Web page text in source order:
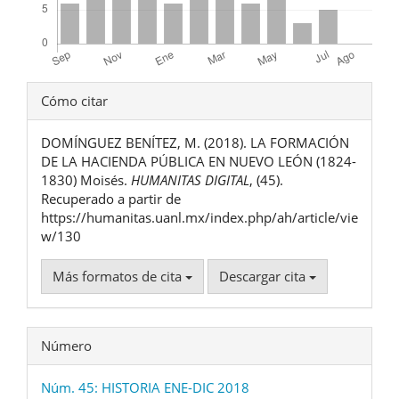
Detalles
del
artículo
Cómo citar
DOMÍNGUEZ BENÍTEZ, M. (2018). LA FORMACIÓN
DE LA HACIENDA PÚBLICA EN NUEVO LEÓN (1824-
1830) Moisés. HUMANITAS DIGITAL, (45).
Recuperado a partir de
https://humanitas.uanl.mx/index.php/ah/article/vie
w/130
Más formatos de cita Descargar cita
Número
Núm. 45: HISTORIA ENE-DIC 2018